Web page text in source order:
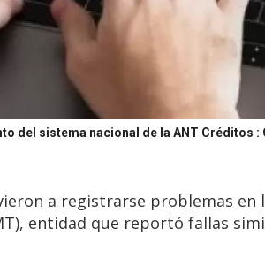
del sistema nacional de la ANT Créditos :
a registrarse problemas en
entidad que reportó fallas